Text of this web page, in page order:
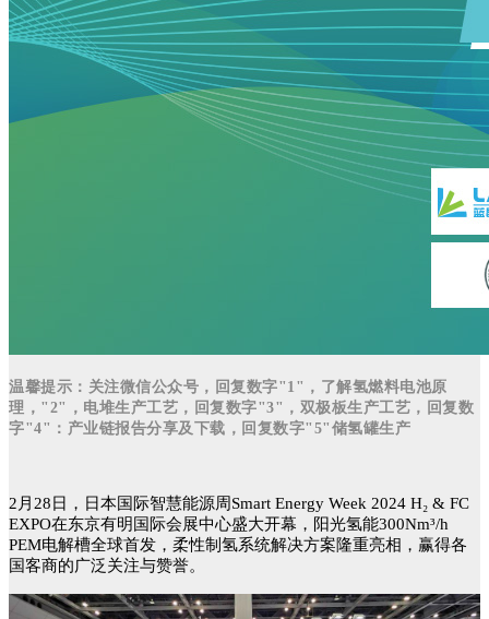
温馨提示：关注微信公众号，回复数字"1"，了解氢燃料电池原
理，"2"，电堆生产工艺，回复数字"3"，双极板生产工艺，回复数
字"4"：产业链报告分享及下载，回复数字"5"储氢罐生产
2月28日，日本国际智慧能源周Smart Energy Week 2024 H₂ & FC
EXPO在东京有明国际会展中心盛大开幕，阳光氢能300Nm³/h
PEM电解槽全球首发，柔性制氢系统解决方案隆重亮相，赢得各
国客商的广泛关注与赞誉。